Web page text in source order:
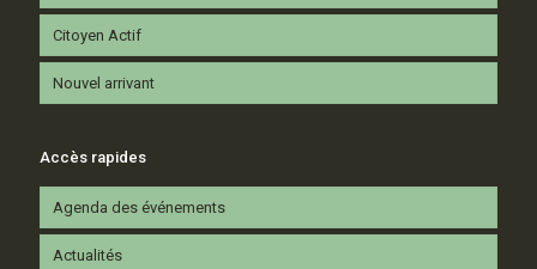
Citoyen Actif
Nouvel arrivant
Accès rapides
Agenda des événements
Actualités